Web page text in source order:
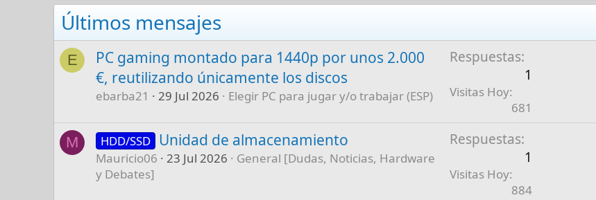
Últimos mensajes
E
PC gaming montado para 1440p por unos 2.000
€, reutilizando únicamente los discos
ebarba21 29 Jul 2026 Elegir PC para jugar y/o trabajar (ESP)
Respuestas
1
Visitas Hoy
681
M HDD/SSD Unidad de almacenamiento
Mauricio06 23 Jul 2026
General [Dudas, Noticias, Hardware
y Debates]
Respuestas
1
Visitas Hoy
884